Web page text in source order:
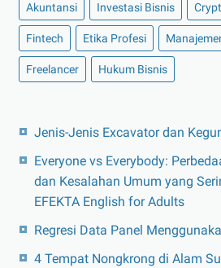
Akuntansi Investasi Bisnis
Fintech Etika Profesi
Freelancer Hukum Bisnis
Jenis-Jenis Excavator dan
Everyone vs Everybody:
dan Kesalahan Umum yang
EFEKTA English for Adults
Regresi Data Panel
4 Tempat Nongkrong di Alam